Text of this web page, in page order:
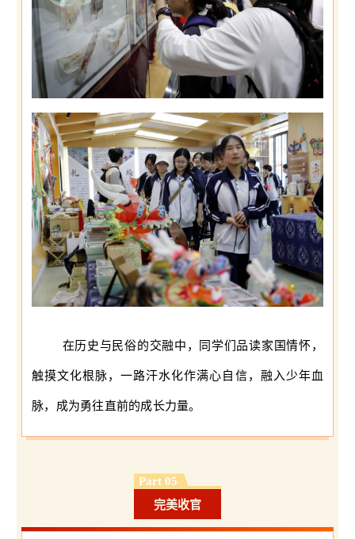
在历史与民俗的交融中，同学们品读家国情怀，
触摸文化根脉，一路汗水化作满心自信，融入少年血
脉，成为勇往直前的成长力量。
Part 05
完美收官